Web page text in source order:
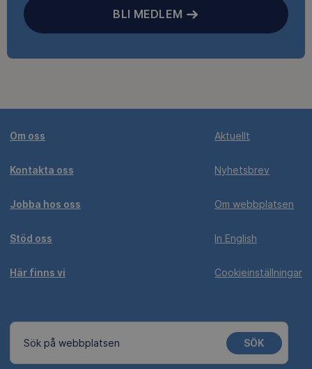
BLI MEDLEM
Om oss
Kontakta oss
Jobba hos oss
Stöd oss
Här finns vi
Aktuellt
Nyhetsbrev
Om webbplatsen
In English
Cookieinställningar
Sök på webbplatsen SÖK